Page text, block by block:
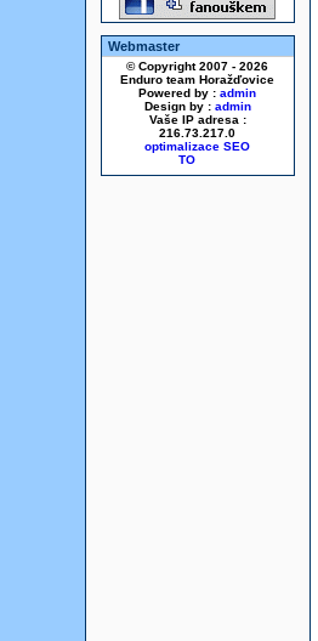
Webmaster
© Copyright 2007 - 2026
Enduro team Horažďovice
Powered by : admin
Design by : admin
Vaše IP adresa :
216.73.217.0
optimalizace SEO